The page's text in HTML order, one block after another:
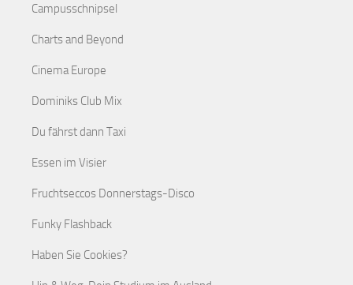
Campusschnipsel
Charts and Beyond
Cinema Europe
Dominiks Club Mix
Du fährst dann Taxi
Essen im Visier
Fruchtseccos Donnerstags-Disco
Funky Flashback
Haben Sie Cookies?